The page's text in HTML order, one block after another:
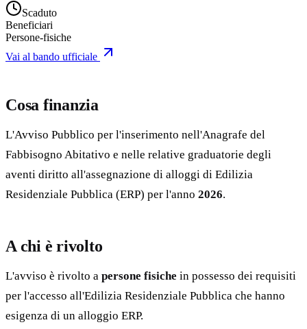
Scaduto
Beneficiari
Persone-fisiche
Vai al bando ufficiale
Cosa finanzia
L'Avviso Pubblico per l'inserimento nell'Anagrafe del
Fabbisogno Abitativo e nelle relative graduatorie degli
aventi diritto all'assegnazione di alloggi di Edilizia
Residenziale Pubblica (ERP) per l'anno 2026.
A chi è rivolto
L'avviso è rivolto a persone fisiche in possesso dei requisiti
per l'accesso all'Edilizia Residenziale Pubblica che hanno
esigenza di un alloggio ERP.